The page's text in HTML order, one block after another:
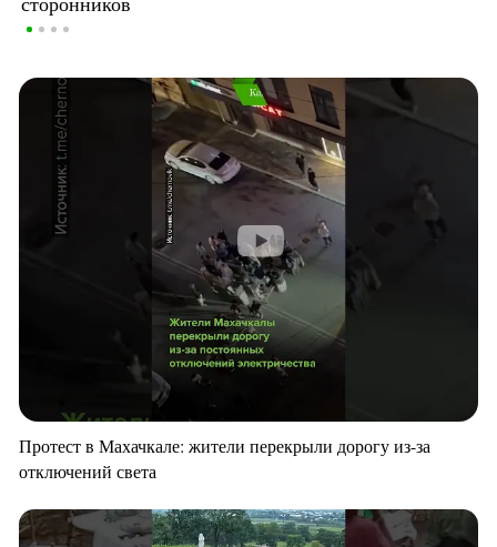
Протест в Махачкале: жители перекрыли дорогу из-за
отключений света